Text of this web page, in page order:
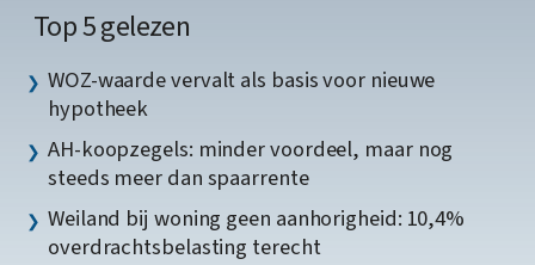
Top 5 gelezen
WOZ-waarde vervalt als basis voor nieuwe
hypotheek
AH-koopzegels: minder voordeel, maar nog
steeds meer dan spaarrente
Weiland bij woning geen aanhorigheid: 10,4%
overdrachtsbelasting terecht